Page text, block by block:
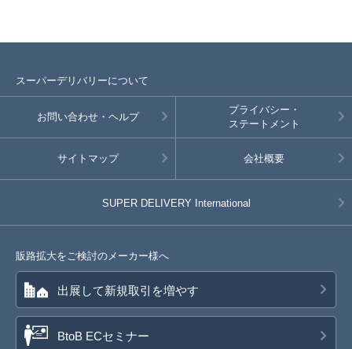
スーパーデリバリーについて
お問い合わせ・ヘルプ
プライバシー・
ステートメント
サイトマップ 会社概要
SUPER DELIVERY International
販路拡大をご検討のメーカー様へ
出展して新規取引を増やす
BtoB ECセミナー